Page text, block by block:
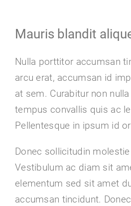
Bild
Mauris blandit
Nulla porttitor accumsan
arcu erat, accumsan id
at sem. Curabitur non
tempus convallis quis ac
Pellentesque in ipsum id
Donec sollicitudin
Vestibulum ac diam sit
elementum sed sit amet
accumsan tincidunt.